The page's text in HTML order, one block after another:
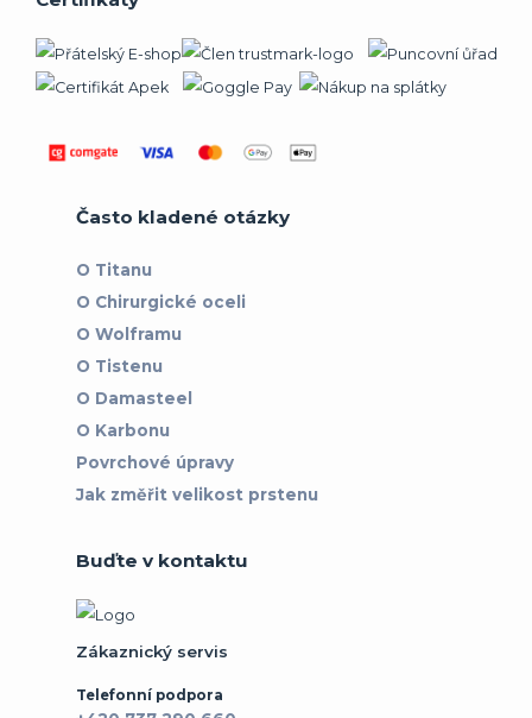
Často kladené otázky
O Titanu
O Chirurgické oceli
O Wolframu
O Tistenu
O Damasteel
O Karbonu
Povrchové úpravy
Jak změřit velikost prstenu
Buďte v kontaktu
Zákaznický servis
Telefonní podpora